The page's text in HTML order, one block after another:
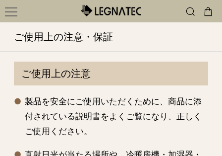
ご使用上の注意・保証
ご使用上の注意
製品を安全にご使用いただくために、商品に添
付されている説明書をよくご覧になり、正しく
ご使用ください。